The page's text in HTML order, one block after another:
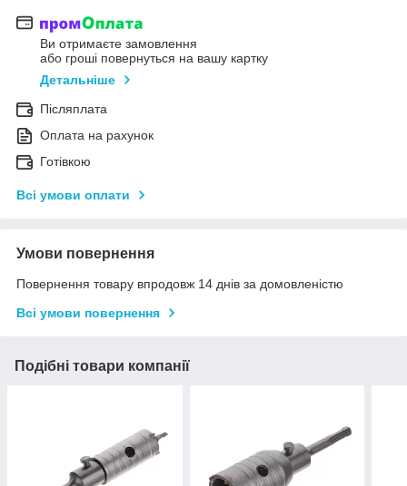
Ви отримаєте замовлення
або гроші повернуться на вашу картку
Детальніше
Післяплата
Оплата на рахунок
Готівкою
Всі умови оплати
Умови повернення
Повернення товару впродовж 14 днів за домовленістю
Всі умови повернення
Подібні товари компанії